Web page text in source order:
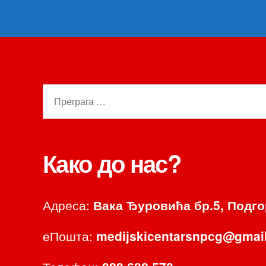
Како до нас?
Адреса: Вака Ђуровића бр.5,
еПошта: